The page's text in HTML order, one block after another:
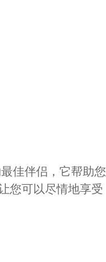
佳伴侣，它帮助您
您可以尽情地享受